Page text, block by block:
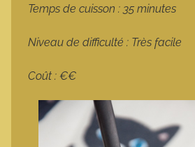
Temps de cuisson : 35 minutes
Niveau de difficulté : Très facile
Coût : €€